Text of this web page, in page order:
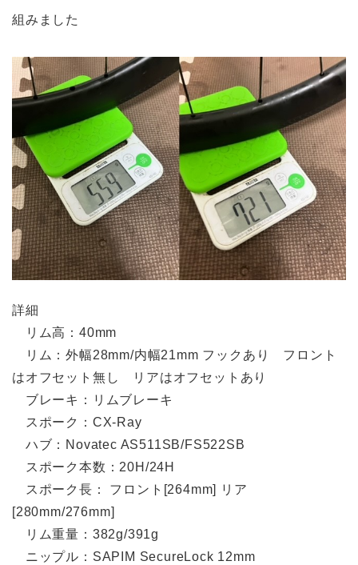
組みました
詳細
リム高：40mm
リム：外幅28mm/内幅21mm フックあり フロント
はオフセット無し リアはオフセットあり
ブレーキ：リムブレーキ
スポーク：CX-Ray
ハブ：Novatec AS511SB/FS522SB
スポーク本数：20H/24H
スポーク長： フロント[264mm] リア
[280mm/276mm]
リム重量：382g/391g
ニップル：SAPIM SecureLock 12mm